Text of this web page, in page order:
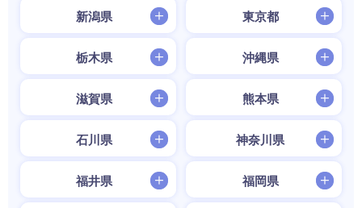
新潟県 東京都
栃木県 沖縄県
滋賀県 熊本県
石川県 神奈川県
福井県 福岡県